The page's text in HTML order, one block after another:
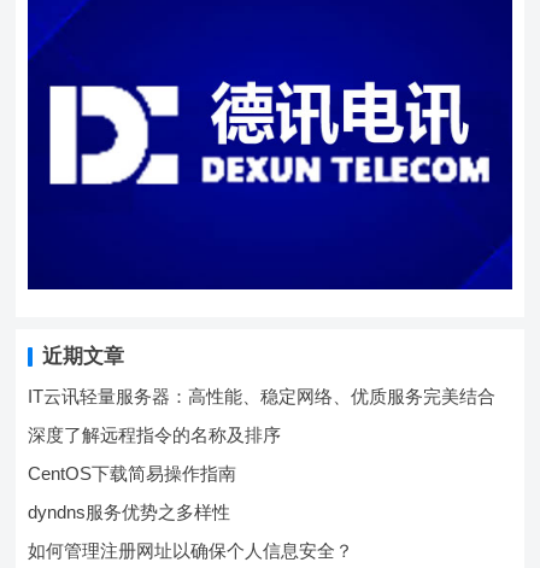
近期文章
IT云讯轻量服务器：高性能、稳定网络、优质服务完美结合
深度了解远程指令的名称及排序
CentOS下载简易操作指南
dyndns服务优势之多样性
如何管理注册网址以确保个人信息安全？